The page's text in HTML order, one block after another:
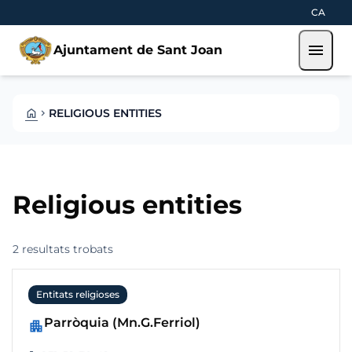
CA
Ajuntament de Sant Joan menu
HOME CHEVRON_RIGHT RELIGIOUS ENTITIES
Religious entities
2 resultats trobats
Entitats religioses
apartmentParròquia (Mn.G.Ferriol)